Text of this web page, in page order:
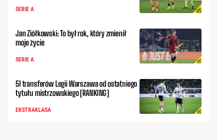
SERIE A
Jan Ziółkowski: To był rok, który zmienił
moje życie
SERIE A
51 transferów Legii Warszawa od ostatniego
tytułu mistrzowskiego [RANKING]
EKSTRAKLASA